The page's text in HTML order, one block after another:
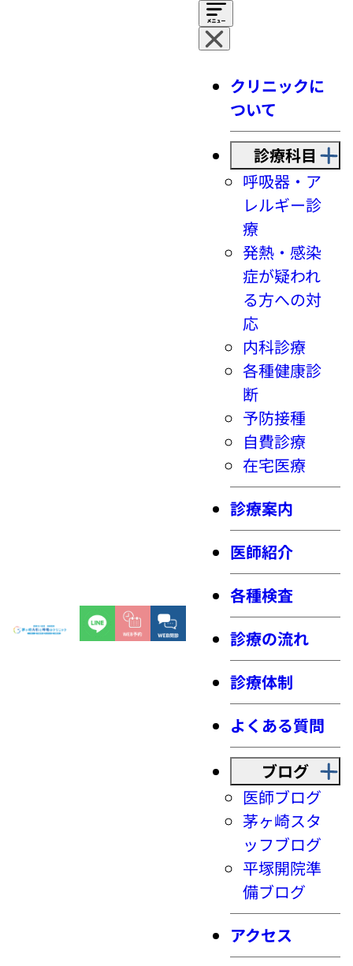
クリニックに
ついて
診療科目
呼吸器・ア
レルギー診
療
発熱・感染
症が疑われ
る方への対
応
内科診療
各種健康診
断
予防接種
自費診療
在宅医療
診療案内
医師紹介
各種検査
診療の流れ
診療体制
よくある質問
ブログ
医師ブログ
茅ヶ崎スタ
ッフブログ
平塚開院準
備ブログ
アクセス